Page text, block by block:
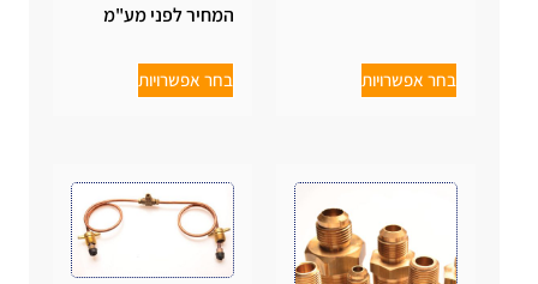
בחר אפשרויות
המחיר לפני מע"מ
בחר אפשרויות